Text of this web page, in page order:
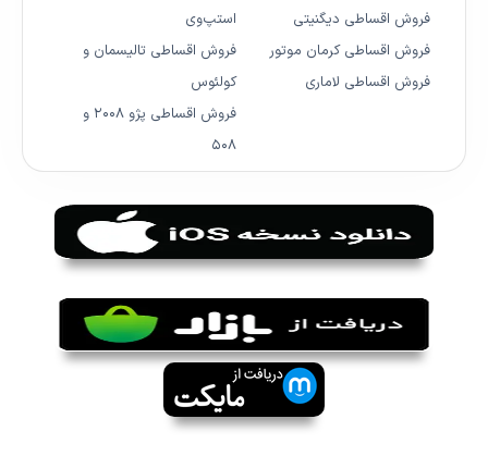
فروش اقساطی دیگنیتی
فروش اقساطی کرمان موتور
فروش اقساطی لاماری
استپ‌وی
فروش اقساطی تالیسمان و
کولئوس
فروش اقساطی پژو ۲۰۰۸ و
۵۰۸